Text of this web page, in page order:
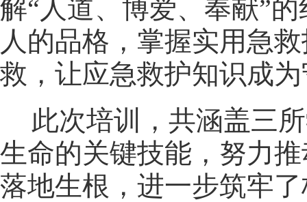
解“人道、博爱、奉献”
人的品格，掌握实用急
救，让应急救护知识成
此次培训，共涵盖三
生命的关键技能，努力
落地生根，进一步筑牢